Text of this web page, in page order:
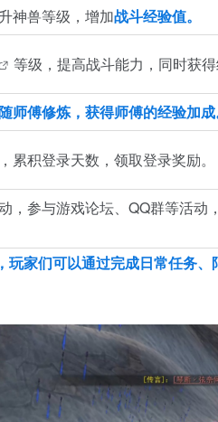
神兽等级，增加战斗经验值。
等级，提高战斗能力，同时获得
师傅修炼，获得师傅的经验加成
累积登录天数，领取登录奖励。
，参与游戏论坛、QQ群等活动
玩家们可以通过完成日常任务